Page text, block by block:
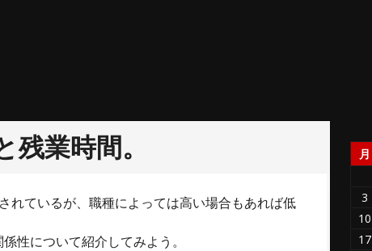
業時間。
れているが、職種によっては高い場合もあれば低
性について紹介してみよう。
月
3
10
17